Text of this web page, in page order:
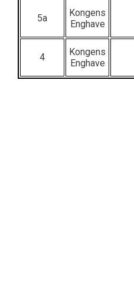
5a
Kongens
Enghave
4
Kongens
Enghave